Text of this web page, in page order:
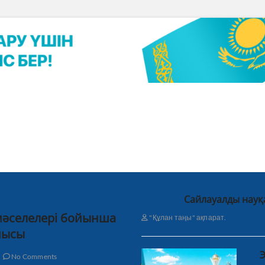
бойынша
No Comments
Сайлауалды
"Құлан таңы" ақпарат.